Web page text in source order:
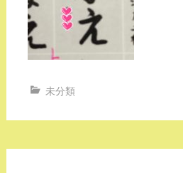
未分類